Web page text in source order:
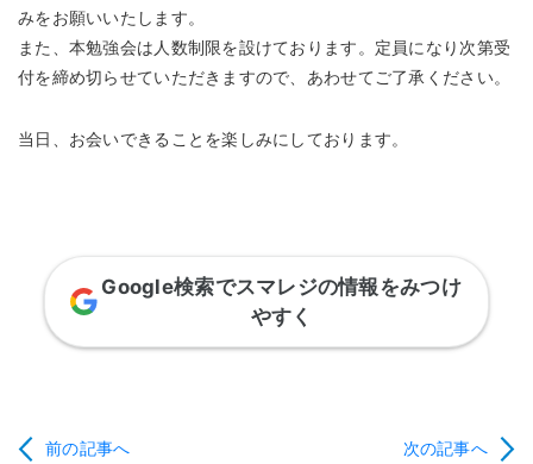
みをお願いいたします。
また、本勉強会は人数制限を設けております。定員になり次第受
付を締め切らせていただきますので、あわせてご了承ください。
当日、お会いできることを楽しみにしております。
Google検索でスマレジの情報をみつけ
やすく
前の記事へ 次の記事へ